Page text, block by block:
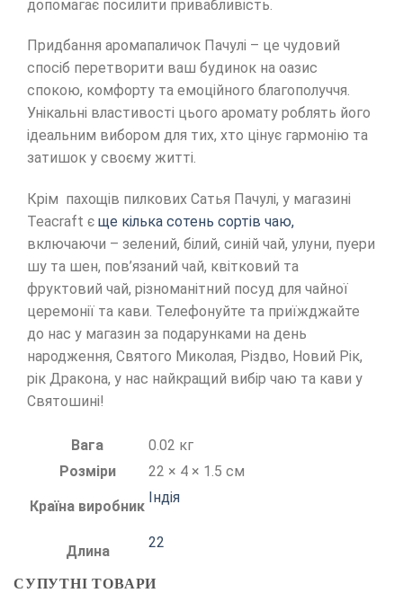
допомагає посилити привабливість.
Придбання аромапаличок Пачулі – це чудовий
спосіб перетворити ваш будинок на оазис
спокою, комфорту та емоційного благополуччя.
Унікальні властивості цього аромату роблять його
ідеальним вибором для тих, хто цінує гармонію та
затишок у своєму житті.
Крім пахощів пилкових Сатья Пачулі, у магазині
Teacraft є ще кілька сотень сортів чаю,
включаючи – зелений, білий, синій чай, улуни, пуери
шу та шен, пов’язаний чай, квітковий та
фруктовий чай, різноманітний посуд для чайної
церемонії та кави. Телефонуйте та приїжджайте
до нас у магазин за подарунками на день
народження, Святого Миколая, Різдво, Новий Рік,
рік Дракона, у нас найкращий вибір чаю та кави у
Святошині!
Вага
0.02 кг
Розміри
22 × 4 × 1.5 см
Країна виробник
Індія
Длина
22
СУПУТНІ ТОВАРИ